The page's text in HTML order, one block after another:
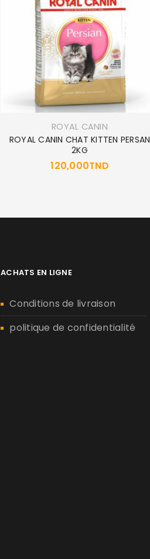
ROYAL CANIN
ROYAL CANIN CHAT KITTEN PERSAN
2KG
120,000TND
ACHATS EN LIGNE
Conditions de livraison
politique de confidentialité